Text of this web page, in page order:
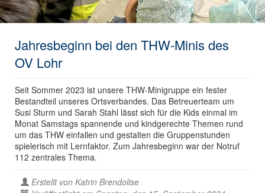
Jahresbeginn bei den THW-Minis des
OV Lohr
Seit Sommer 2023 ist unsere THW-Minigruppe ein fester
Bestandteil unseres Ortsverbandes. Das Betreuerteam um
Susi Sturm und Sarah Stahl lässt sich für die Kids einmal im
Monat Samstags spannende und kindgerechte Themen rund
um das THW einfallen und gestalten die Gruppenstunden
spielerisch mit Lernfaktor. Zum Jahresbeginn war der Notruf
112 zentrales Thema.
Erstellt von Katrin Brendolise